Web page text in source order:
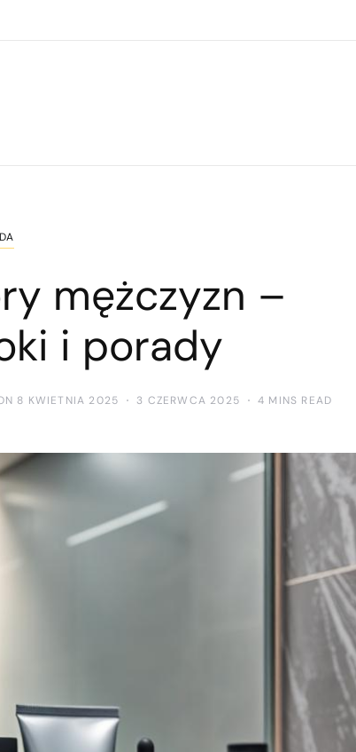
mężczyzn –
i porady
8 KWIETNIA 2025 3 CZERWCA 2025 4 MINS READ